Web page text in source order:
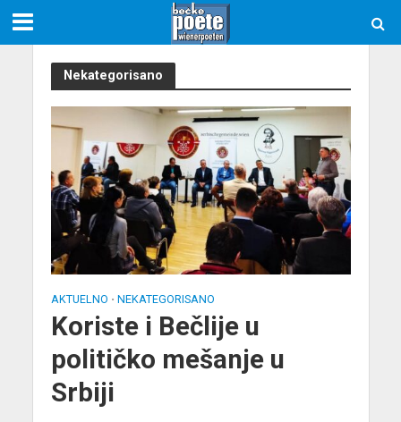
Nekategorisano
AKTUELNO • NEKATEGORISANO
Koriste i Bečlije u
političko mešanje u
Srbiji